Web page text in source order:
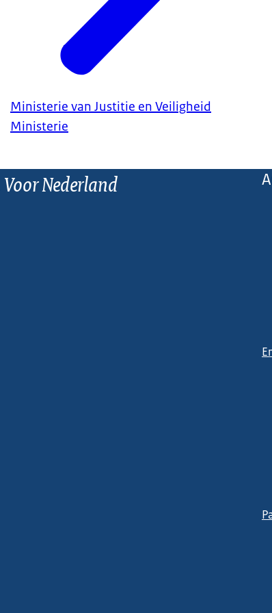
Ministerie van Justitie en Veiligheid
Ministerie
Nederland